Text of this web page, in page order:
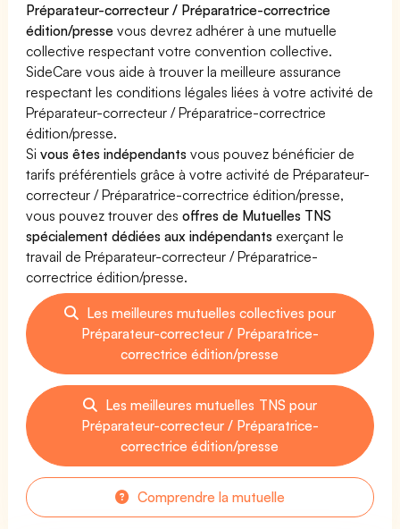
Préparateur-correcteur / Préparatrice-correctrice
édition/presse vous devrez adhérer à une mutuelle
collective respectant votre convention collective.
SideCare vous aide à trouver la meilleure assurance
respectant les conditions légales liées à votre activité de
Préparateur-correcteur / Préparatrice-correctrice
édition/presse.
Sivous êtes indépendants vous pouvez bénéficier de
tarifs préférentiels grâce à votre activité de Préparateur-
correcteur / Préparatrice-correctrice édition/presse,
vous pouvez trouver desoffres de Mutuelles TNS
spécialement dédiées aux indépendants exerçant le
travail de Préparateur-correcteur / Préparatrice-
correctrice édition/presse.
Les meilleures mutuelles collectives pour
Préparateur-correcteur / Préparatrice-
correctrice édition/presse
Les meilleures mutuelles TNS pour
Préparateur-correcteur / Préparatrice-
correctrice édition/presse
Comprendre la mutuelle